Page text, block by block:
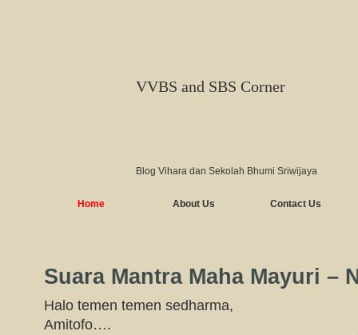
VVBS and SBS Corner
Blog Vihara dan Sekolah Bhumi Sriwijaya
Home About Us Contact Us
Suara Mantra Maha Mayuri –
Halo temen temen sedharma,
Amitofo….